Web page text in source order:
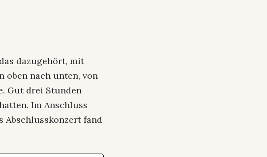
dazugehört, mit
oben nach unten, von
Gut drei Stunden
Im Anschluss
Abschlusskonzert fand